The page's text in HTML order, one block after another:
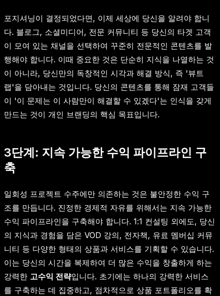
포지셔닝이 결정되었다면, 이제 세상에 당신을 알려야 합니
다. 블로그, 소셜미디어, 전문 커뮤니티 등 당신의 타겟 고객
이 모여 있는 채널을 선택하여 꾸준히 전문적인 콘텐츠를 발
행해야 합니다. 이때 중요한 것은 단순히 지식을 나열하는 것
이 아니라, 당신만의 독창적인 시각과 해결 방식, 즉 '뷰트
랩'을 담아내는 것입니다. 당신의 콘텐츠를 통해 잠재 고객들
이 '이 문제는 이 사람만이 해결할 수 있겠다'는 인식을 갖게
만드는 것이 개인 브랜딩의 핵심 목표입니다.
3단계: 지속 가능한 수익 파이프라인 구
축
일회성 프로젝트 수주에만 의존하는 것은 불안정한 수익 구
조를 만듭니다. 진정한 경제적 자유를 위해서는 지속 가능한
수익 파이프라인을 구축해야 합니다. 1:1 컨설팅 외에도, 당신
의 지식과 경험을 담은 VOD 강의, 전자책, 유료 멤버십 커뮤
니티 등 다양한 형태의 상품과 서비스를 기획할 수 있습니다.
이는 당신의 시간을 복제하여 더 많은 수익을 창출하게 하는
강력한 고수익 전략입니다. 초기에는 하나의 강력한 서비스
를 구축하는 데 집중하고, 점차적으로 상품 포트폴리오를 확